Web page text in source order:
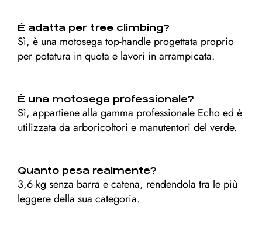
È adatta per tree climbing?
Sì, è una motosega top-handle progettata proprio
per potatura in quota e lavori in arrampicata.
È una motosega professionale?
Sì, appartiene alla gamma professionale Echo ed è
utilizzata da arboricoltori e manutentori del verde.
Quanto pesa realmente?
3,6 kg senza barra e catena, rendendola tra le più
leggere della sua categoria.